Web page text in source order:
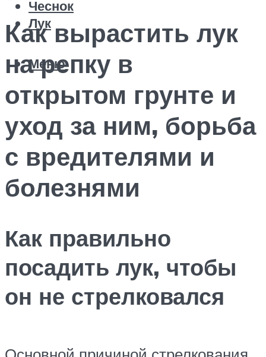
Чеснок
Лук
Меню
Как вырастить лук
на репку в
открытом грунте и
уход за ним, борьба
с вредителями и
болезнями
Как правильно
посадить лук, чтобы
он не стрелковался